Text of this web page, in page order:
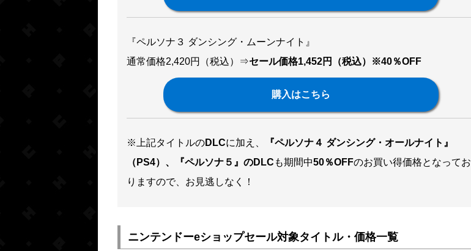
『ペルソナ３ ダンシング・ムーンナイト』
通常価格2,420円（税込）⇒セール価格1,452円（税込）※40％OFF
購入はこちら
※上記タイトルのDLCに加え、
『ペルソナ４ ダンシング・オールナイト』
（PS4）、『ペルソナ５』のDLC も期間中50％OFFのお買い得価格となってお
りますので、お見逃しなく！
ニンテンドーeショップセール対象タイトル・価格一覧